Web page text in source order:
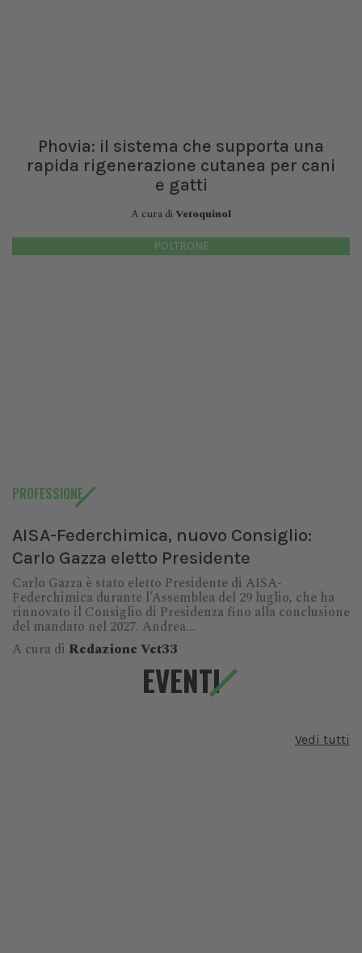
Phovia: il sistema che supporta una
rapida rigenerazione cutanea per cani
e gatti
A cura diVetoquinol
POLTRONE
PROFESSIONE
AISA-Federchimica, nuovo Consiglio:
Carlo Gazza eletto Presidente
Carlo Gazza è stato eletto Presidente di AISA-
Federchimica durante l’Assemblea del 29 luglio, che ha
rinnovato il Consiglio di Presidenza fino alla conclusione
del mandato nel 2027. Andrea...
A cura di Redazione Vet33
EVENTI
Vedi tutti